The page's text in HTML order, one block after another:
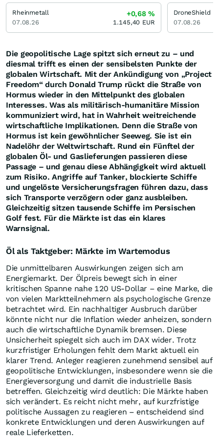
Die geopolitische Lage spitzt sich erneut zu – und
diesmal trifft es einen der sensibelsten Punkte der
globalen Wirtschaft. Mit der Ankündigung von „Project
Freedom“ durch Donald Trump rückt die Straße von
Hormus wieder in den Mittelpunkt des globalen
Interesses. Was als militärisch-humanitäre Mission
kommuniziert wird, hat in Wahrheit weitreichende
wirtschaftliche Implikationen. Denn die Straße von
Hormus ist kein gewöhnlicher Seeweg. Sie ist ein
Nadelöhr der Weltwirtschaft. Rund ein Fünftel der
globalen Öl- und Gaslieferungen passieren diese
Passage – und genau diese Abhängigkeit wird aktuell
zum Risiko. Angriffe auf Tanker, blockierte Schiffe
und ungelöste Versicherungsfragen führen dazu, dass
sich Transporte verzögern oder ganz ausbleiben.
Gleichzeitig sitzen tausende Schiffe im Persischen
Golf fest. Für die Märkte ist das ein klares
Warnsignal.
Öl als Taktgeber: Märkte im Wartemodus
Die unmittelbaren Auswirkungen zeigen sich am
Energiemarkt. Der Ölpreis bewegt sich in einer
kritischen Spanne nahe 120 US-Dollar – eine Marke, die
von vielen Marktteilnehmern als psychologische Grenze
betrachtet wird. Ein nachhaltiger Ausbruch darüber
könnte nicht nur die Inflation wieder anheizen, sondern
auch die wirtschaftliche Dynamik bremsen. Diese
Unsicherheit spiegelt sich auch im DAX wider. Trotz
kurzfristiger Erholungen fehlt dem Markt aktuell ein
klarer Trend. Anleger reagieren zunehmend sensibel auf
geopolitische Entwicklungen, insbesondere wenn sie die
Energieversorgung und damit die industrielle Basis
betreffen. Gleichzeitig wird deutlich: Die Märkte haben
sich verändert. Es reicht nicht mehr, auf kurzfristige
politische Aussagen zu reagieren – entscheidend sind
konkrete Entwicklungen und deren Auswirkungen auf
reale Lieferketten.
Rheinmetall
07.08.26
+0,68%
1.145,40 EUR
DroneShield
07.08.26